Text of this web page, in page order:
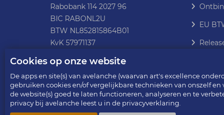
Cookies op onze website
De apps en site(s) van avelanche (waarvan art's excellence
gebruiken cookies en/of vergelijkbare technieken van onszelf en
de website(s) goed te laten functioneren, analyseren en te
privacy bij avelanche leest u in de privacyverklaring.
Rabobank 114 2027 96
BIC RABONL2U
BTW NL852815864B01
KvK 57971137
EU
Copyright © 2013 - 2026
art's excellence - onderdeel van avelanche